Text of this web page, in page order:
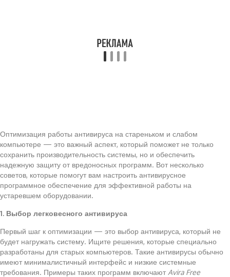
Оптимизация работы антивируса на стареньком и слабом
компьютере — это важный аспект, который поможет не только
сохранить производительность системы, но и обеспечить
надежную защиту от вредоносных программ. Вот несколько
советов, которые помогут вам настроить антивирусное
программное обеспечение для эффективной работы на
устаревшем оборудовании.
1. Выбор легковесного антивируса
Первый шаг к оптимизации — это выбор антивируса, который не
будет нагружать систему. Ищите решения, которые специально
разработаны для старых компьютеров. Такие антивирусы обычно
имеют минималистичный интерфейс и низкие системные
требования. Примеры таких программ включают Avira Free